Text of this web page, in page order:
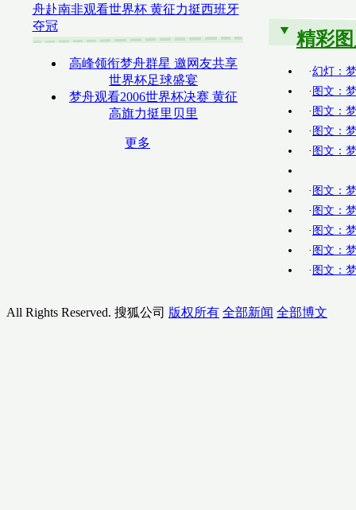
舟赴南非观看世界杯 黄征力挺西班牙
夺冠
高峰领衔梦舟群星 邀网友共享
世界杯足球盛宴
梦舟观看2006世界杯决赛 黄征
高旗力挺里贝里
更多
精彩
·幻灯：
·图文：
·图文：
·图文：
·图文：
·图文：
·图文：
·图文：
·图文：
·图文：
All Rights Reserved. 搜狐公司 版权所有 全部新闻 全部博文